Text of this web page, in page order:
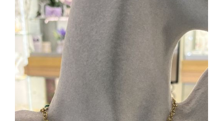
AGGIUNGI AL CARRELLO